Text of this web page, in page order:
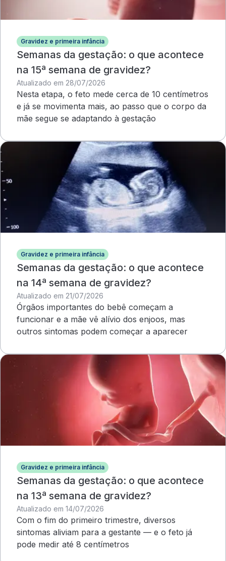
Gravidez e primeira infância
Semanas da gestação: o que acontece
na 15ª semana de gravidez?
Atualizado em 28/07/2026
Nesta etapa, o feto mede cerca de 10 centímetros
e já se movimenta mais, ao passo que o corpo da
mãe segue se adaptando à gestação
Gravidez e primeira infância
Semanas da gestação: o que acontece
na 14ª semana de gravidez?
Atualizado em 21/07/2026
Órgãos importantes do bebê começam a
funcionar e a mãe vê alívio dos enjoos, mas
outros sintomas podem começar a aparecer
Gravidez e primeira infância
Semanas da gestação: o que acontece
na 13ª semana de gravidez?
Atualizado em 14/07/2026
Com o fim do primeiro trimestre, diversos
sintomas aliviam para a gestante — e o feto já
pode medir até 8 centímetros